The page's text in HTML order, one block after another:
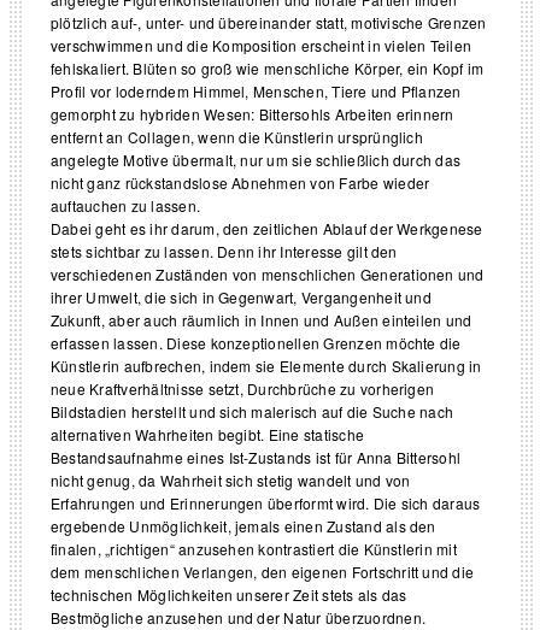
plötzlich auf-, unter- und übereinander statt, motivische Grenzen
verschwimmen und die Komposition erscheint in vielen Teilen
fehlskaliert. Blüten so groß wie menschliche Körper, ein Kopf im
Profil vor loderndem Himmel, Menschen, Tiere und Pflanzen
gemorpht zu hybriden Wesen: Bittersohls Arbeiten erinnern
entfernt an Collagen, wenn die Künstlerin ursprünglich
angelegte Motive übermalt, nur um sie schließlich durch das
nicht ganz rückstandslose Abnehmen von Farbe wieder
auftauchen zu lassen.
Dabei geht es ihr darum, den zeitlichen Ablauf der Werkgenese
stets sichtbar zu lassen. Denn ihr Interesse gilt den
verschiedenen Zuständen von menschlichen Generationen und
ihrer Umwelt, die sich in Gegenwart, Vergangenheit und
Zukunft, aber auch räumlich in Innen und Außen einteilen und
erfassen lassen. Diese konzeptionellen Grenzen möchte die
Künstlerin aufbrechen, indem sie Elemente durch Skalierung in
neue Kraftverhältnisse setzt, Durchbrüche zu vorherigen
Bildstadien herstellt und sich malerisch auf die Suche nach
alternativen Wahrheiten begibt. Eine statische
Bestandsaufnahme eines Ist-Zustands ist für Anna Bittersohl
nicht genug, da Wahrheit sich stetig wandelt und von
Erfahrungen und Erinnerungen überformt wird. Die sich daraus
ergebende Unmöglichkeit, jemals einen Zustand als den
finalen, „richtigen“ anzusehen kontrastiert die Künstlerin mit
dem menschlichen Verlangen, den eigenen Fortschritt und die
technischen Möglichkeiten unserer Zeit stets als das
Bestmögliche anzusehen und der Natur überzuordnen.